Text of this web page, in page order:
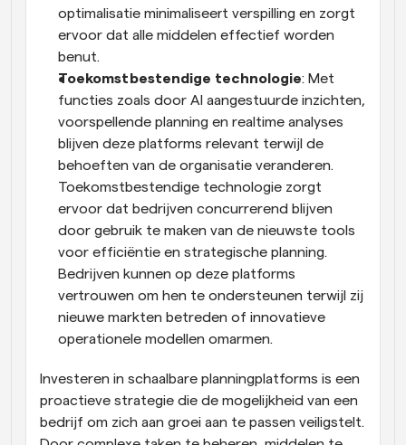
optimalisatie minimaliseert verspilling en zorgt
ervoor dat alle middelen effectief worden
benut.
Toekomstbestendige technologie: Met
functies zoals door AI aangestuurde inzichten,
voorspellende planning en realtime analyses
blijven deze platforms relevant terwijl de
behoeften van de organisatie veranderen.
Toekomstbestendige technologie zorgt
ervoor dat bedrijven concurrerend blijven
door gebruik te maken van de nieuwste tools
voor efficiëntie en strategische planning.
Bedrijven kunnen op deze platforms
vertrouwen om hen te ondersteunen terwijl zij
nieuwe markten betreden of innovatieve
operationele modellen omarmen.
Investeren in schaalbare planningplatforms is een
proactieve strategie die de mogelijkheid van een
bedrijf om zich aan groei aan te passen veiligstelt.